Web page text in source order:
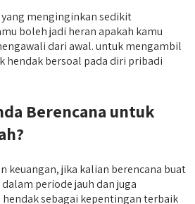
menginginkan sedikit
boleh jadi heran apakah kamu
dari awal. untuk mengambil
hendak bersoal pada diri pribadi
Berencana untuk
keuangan, jika kalian berencana buat
periode jauh dan juga
sebagai kepentingan terbaik